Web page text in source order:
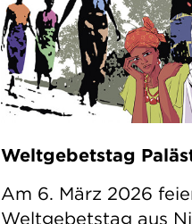
Weltgebetstag
Am 6. März 2026
Weltgebetstag aus